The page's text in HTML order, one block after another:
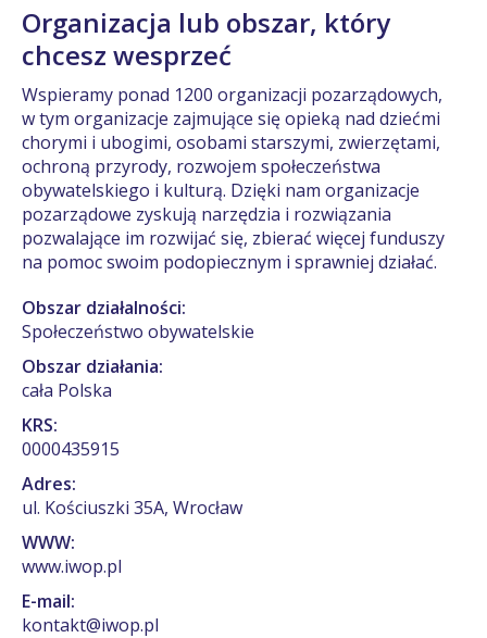
Organizacja lub obszar, który
chcesz wesprzeć
Wspieramy ponad 1200 organizacji pozarządowych,
w tym organizacje zajmujące się opieką nad dziećmi
chorymi i ubogimi, osobami starszymi, zwierzętami,
ochroną przyrody, rozwojem społeczeństwa
obywatelskiego i kulturą. Dzięki nam organizacje
pozarządowe zyskują narzędzia i rozwiązania
pozwalające im rozwijać się, zbierać więcej funduszy
na pomoc swoim podopiecznym i sprawniej działać.
Obszar działalności:
Społeczeństwo obywatelskie
Obszar działania:
cała Polska
KRS:
0000435915
Adres:
ul. Kościuszki 35A, Wrocław
WWW:
www.iwop.pl
E-mail:
kontakt@iwop.pl